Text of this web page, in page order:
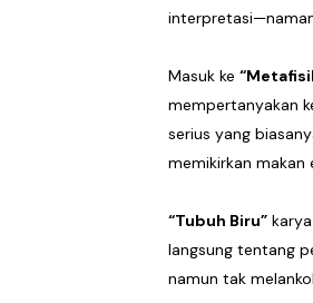
Masuk ke
mempertanyakan
serius yang
memikirkan makan
“Tubuh Biru”karya
langsung tentang
namun tak